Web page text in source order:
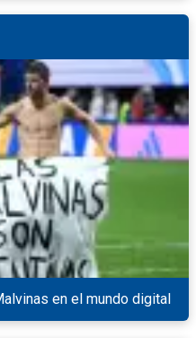
en el mundo digital